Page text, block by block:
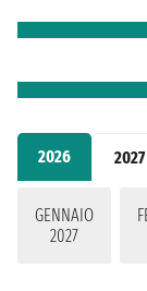
2026 2027
GENNAIO
2027